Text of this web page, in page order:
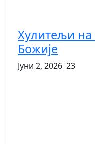
Хулитељи на
Божије
Јуни 2, 2026 23